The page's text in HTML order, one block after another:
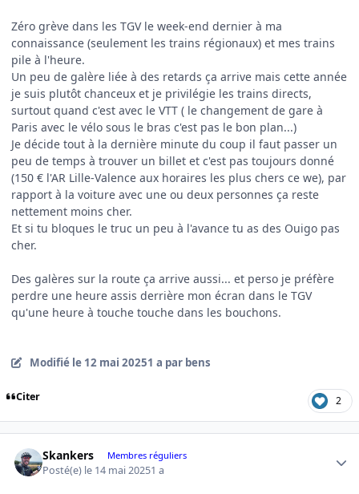
Zéro grève dans les TGV le week-end dernier à ma
connaissance (seulement les trains régionaux) et mes trains
pile à l'heure.
Un peu de galère liée à des retards ça arrive mais cette année
je suis plutôt chanceux et je privilégie les trains directs,
surtout quand c'est avec le VTT ( le changement de gare à
Paris avec le vélo sous le bras c'est pas le bon plan...)
Je décide tout à la dernière minute du coup il faut passer un
peu de temps à trouver un billet et c'est pas toujours donné
(150 € l'AR Lille-Valence aux horaires les plus chers ce we), par
rapport à la voiture avec une ou deux personnes ça reste
nettement moins cher.
Et si tu bloques le truc un peu à l'avance tu as des Ouigo pas
cher.
Des galères sur la route ça arrive aussi... et perso je préfère
perdre une heure assis derrière mon écran dans le TGV
qu'une heure à touche touche dans les bouchons.
Modifié le 12 mai 20251 a par bens
Citer 2
Skankers Membres réguliers
Posté(e) le 14 mai 20251 a